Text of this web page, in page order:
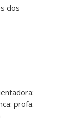
dos
profa.